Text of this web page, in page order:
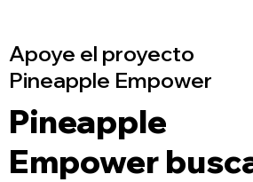
Apoye el proyecto
Pineapple Empower
Pineapple
Empower